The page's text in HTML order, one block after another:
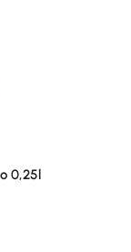
5 Sternen
0,25l